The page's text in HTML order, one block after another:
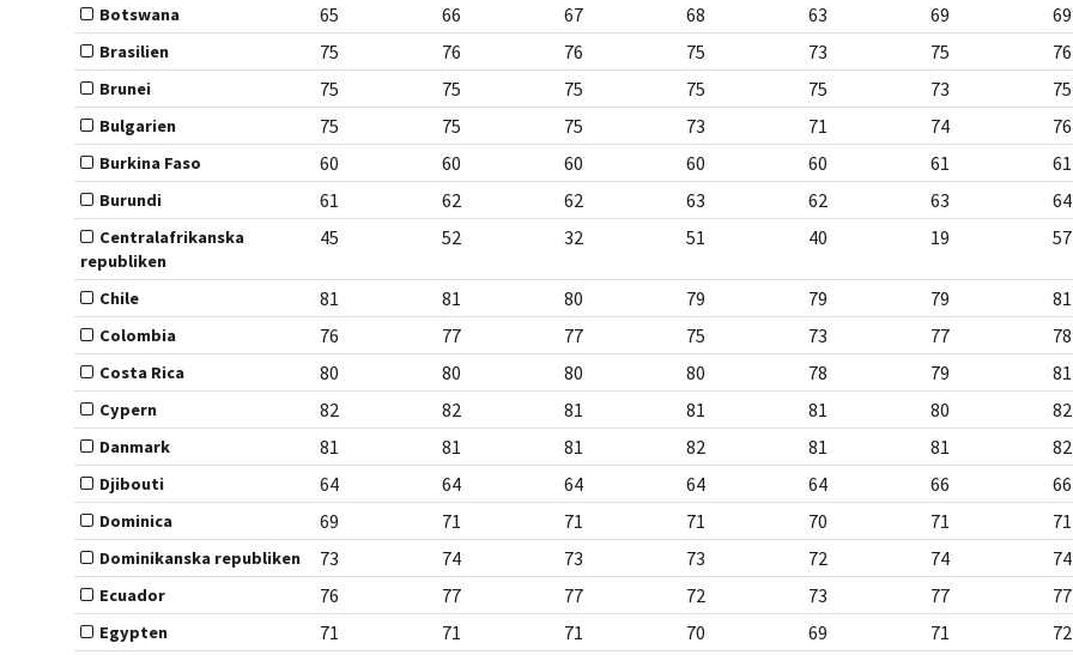
Botswana 65 66 67 68 63 69 69
Brasilien 75 76 76 75 73 75 76
Brunei 75 75 75 75 75 73 75
Bulgarien 75 75 75 73 71 74 76
Burkina Faso 60 60 60 60 60 61 61
Burundi 61 62 62 63 62 63 64
Centralafrikanska
republiken
45 52 32 51 40 19 57
Chile 81 81 80 79 79 79 81
Colombia 76 77 77 75 73 77 78
Costa Rica 80 80 80 80 78 79 81
Cypern 82 82 81 81 81 80 82
Danmark 81 81 81 82 81 81 82
Djibouti 64 64 64 64 64 66 66
Dominica 69 71 71 71 70 71 71
Dominikanska republiken 73 74 73 73 72 74 74
Ecuador 76 77 77 72 73 77 77
Egypten 71 71 71 70 69 71 72